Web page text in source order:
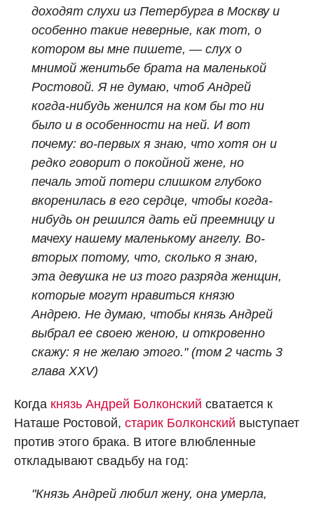
доходят слухи из Петербурга в Москву и
особенно такие неверные, как тот, о
котором вы мне пишете, — слух о
мнимой женитьбе брата на маленькой
Ростовой. Я не думаю, чтоб Андрей
когда-нибудь женился на ком бы то ни
было и в особенности на ней. И вот
почему: во-первых я знаю, что хотя он и
редко говорит о покойной жене, но
печаль этой потери слишком глубоко
вкоренилась в его сердце, чтобы когда-
нибудь он решился дать ей преемницу и
мачеху нашему маленькому ангелу. Во-
вторых потому, что, сколько я знаю,
эта девушка не из того разряда женщин,
которые могут нравиться князю
Андрею. Не думаю, чтобы князь Андрей
выбрал ее своею женою, и откровенно
скажу: я не желаю этого." (том 2 часть 3
глава XXV)
Когда князь Андрей Болконский сватается к
Наташе Ростовой, старик Болконский выступает
против этого брака. В итоге влюбленные
откладывают свадьбу на год:
"Князь Андрей любил жену, она умерла,